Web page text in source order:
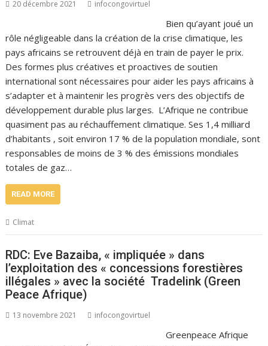
20 décembre 2021 infocongovirtuel
Bien qu’ayant joué un
rôle négligeable dans la création de la crise climatique, les
pays africains se retrouvent déjà en train de payer le prix.
Des formes plus créatives et proactives de soutien
international sont nécessaires pour aider les pays africains à
s’adapter et à maintenir les progrès vers des objectifs de
développement durable plus larges. L’Afrique ne contribue
quasiment pas au réchauffement climatique. Ses 1,4 milliard
d’habitants , soit environ 17 % de la population mondiale, sont
responsables de moins de 3 % des émissions mondiales
totales de gaz…
READ MORE
Climat
RDC: Eve Bazaiba, « impliquée » dans
l’exploitation des « concessions forestières
illégales » avec la société Tradelink (Green
Peace Afrique)
13 novembre 2021 infocongovirtuel
Greenpeace Afrique